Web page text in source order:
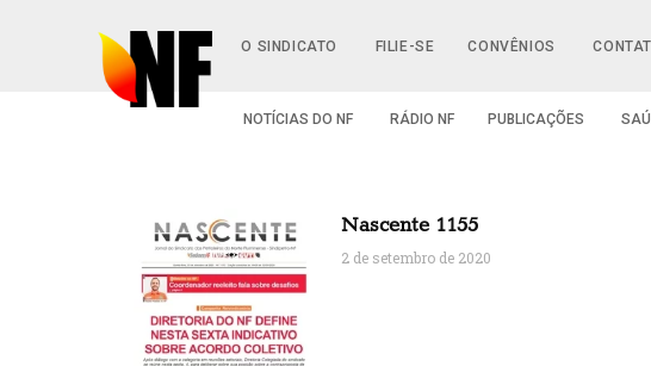
O SINDICATO FILIE-SE CONVÊNIOS
NOTÍCIAS DO NF RÁDIO NF PUBLICAÇÕES
Nascente 1155
2 de setembro de 2020